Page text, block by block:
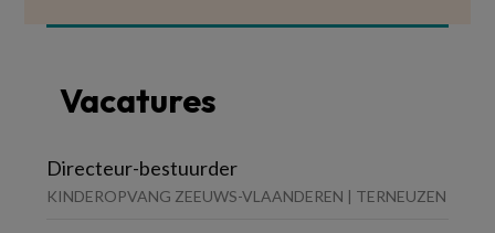
Vacatures
Directeur-bestuurder
KINDEROPVANG ZEEUWS-VLAANDEREN | TERNEUZEN